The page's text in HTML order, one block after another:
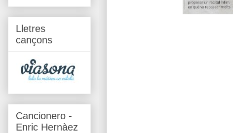
Lletres
cançons
Cancionero -
Enric Hernàez